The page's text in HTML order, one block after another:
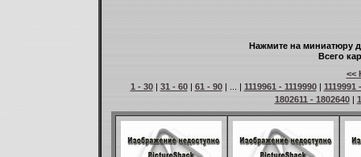
Нажмите на миниатюру
Всего
<<
1 - 30| 31 - 60| 61 - 90| ... | 1119961 - 1119990| 1119991
1802611 - 1802640|